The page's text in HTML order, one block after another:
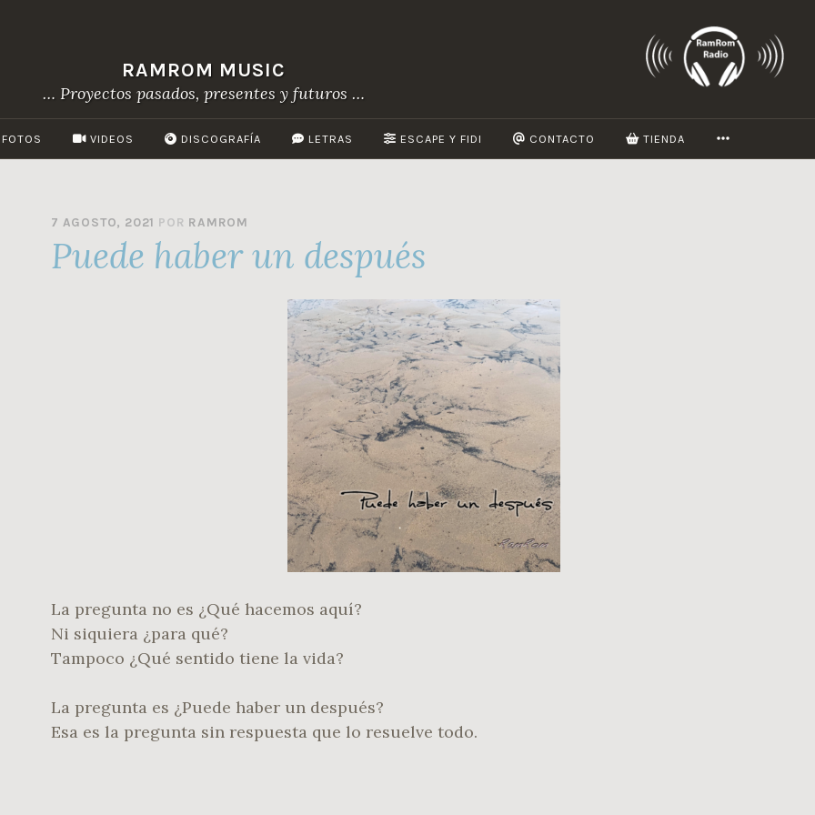
RAMROM MUSIC
… Proyectos pasados, presentes y futuros …
FOTOS VIDEOS DISCOGRAFÍA LETRAS ESCAPE Y FIDI CONTACTO TIENDA
7 AGOSTO, 2021 POR RAMROM
Puede haber un después
La pregunta no es ¿Qué hacemos aquí?
Ni siquiera ¿para qué?
Tampoco ¿Qué sentido tiene la vida?
La pregunta es ¿Puede haber un después?
Esa es la pregunta sin respuesta que lo resuelve todo.